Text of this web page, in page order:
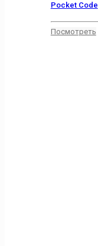
Pocket Code
Посмотреть